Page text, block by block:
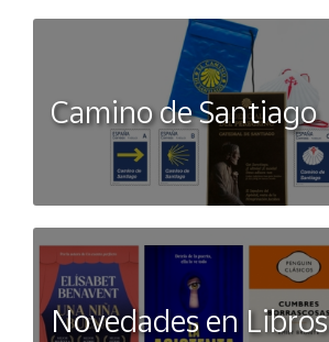
Camino de Santiago
Novedades en Libros